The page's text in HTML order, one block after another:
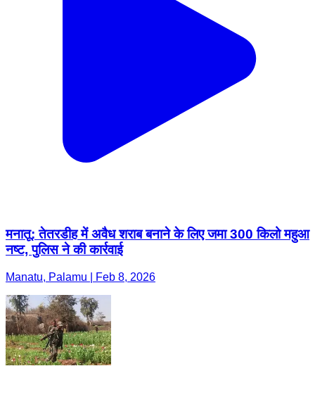
मनातू: तेतरडीह में अवैध शराब बनाने के लिए जमा 300 किलो महुआ
नष्ट, पुलिस ने की कार्रवाई
Manatu, Palamu | Feb 8, 2026